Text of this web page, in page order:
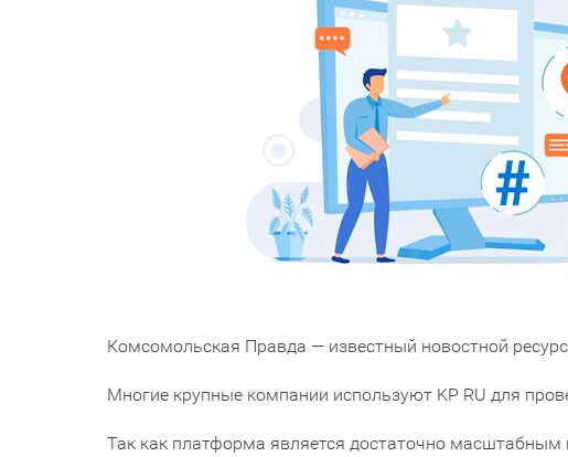
Комсомольская Правда — известный новостной
Многие крупные компании используют KP RU для
Так как платформа является достаточно масштабным